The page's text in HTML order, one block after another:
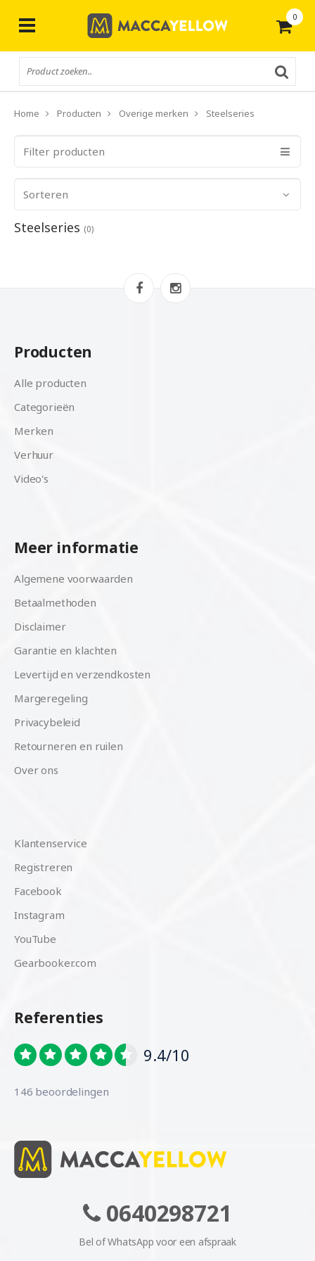
0
Home Producten Overige merken Steelseries
Filter producten
Sorteren
Steelseries (0)
Producten
Alle producten
Categorieën
Merken
Verhuur
Video's
Meer informatie
Algemene voorwaarden
Betaalmethoden
Disclaimer
Garantie en klachten
Levertijd en verzendkosten
Margeregeling
Privacybeleid
Retourneren en ruilen
Over ons
Klantenservice
Registreren
Facebook
Instagram
YouTube
Gearbooker.com
Referenties
9.4/10
146 beoordelingen
0640298721
Bel of WhatsApp voor een afspraak